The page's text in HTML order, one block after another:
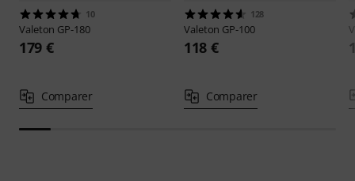
10
Valeton GP-180
179 €
Comparer
128
Valeton GP-100
118 €
Comparer